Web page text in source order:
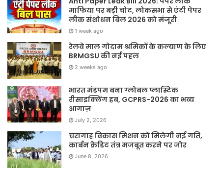
माफिया पर बड़ी चोट, लोकसभा से एंटी पेपर
लीक संशोधन बिल 2026 को मंजूरी
1 week ago
रेलवे माल गोदाम श्रमिकों के कल्याण के लिए
BRMGSU की नई पहल
2 weeks ago
भारत मंडपम बना ग्लोबल प्लास्टिक
रीसाइक्लिंग हब, GCPRS-2026 का भव्य
आगाज़
July 2, 2026
चरागाह विकास मिशन को मिलेगी नई गति,
कार्बन क्रेडिट तंत्र मजबूत करने पर जोर
June 8, 2026